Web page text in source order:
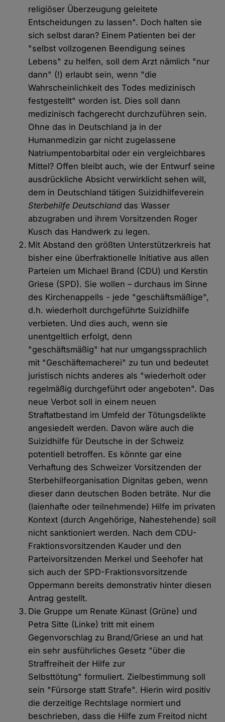
religiöser Überzeugung geleitete
Entscheidungen zu lassen". Doch halten sie
sich selbst daran? Einem Patienten bei der
"selbst vollzogenen Beendigung seines
Lebens" zu helfen, soll dem Arzt nämlich "nur
dann" (!) erlaubt sein, wenn "die
Wahrscheinlichkeit des Todes medizinisch
festgestellt" worden ist. Dies soll dann
medizinisch fachgerecht durchzuführen sein.
Ohne das in Deutschland ja in der
Humanmedizin gar nicht zugelassene
Natriumpentobarbital oder ein vergleichbares
Mittel? Offen bleibt auch, wie der Entwurf seine
ausdrückliche Absicht verwirklicht sehen will,
dem in Deutschland tätigen Suizidhilfeverein
Sterbehilfe Deutschland das Wasser
abzugraben und ihrem Vorsitzenden Roger
Kusch das Handwerk zu legen.
Mit Abstand den größten Unterstützerkreis hat
bisher eine überfraktionelle Initiative aus allen
Parteien um Michael Brand (CDU) und Kerstin
Griese (SPD). Sie wollen – durchaus im Sinne
des Kirchenappells - jede "geschäftsmäßige",
d.h. wiederholt durchgeführte Suizidhilfe
verbieten. Und dies auch, wenn sie
unentgeltlich erfolgt, denn
"geschäftsmäßig" hat nur umgangssprachlich
mit "Geschäftemacherei" zu tun und bedeutet
juristisch nichts anderes als "wiederholt oder
regelmäßig durchgeführt oder angeboten". Das
neue Verbot soll in einem neuen
Straftatbestand im Umfeld der Tötungsdelikte
angesiedelt werden. Davon wäre auch die
Suizidhilfe für Deutsche in der Schweiz
potentiell betroffen. Es könnte gar eine
Verhaftung des Schweizer Vorsitzenden der
Sterbehilfeorganisation Dignitas geben, wenn
dieser dann deutschen Boden beträte. Nur die
(laienhafte oder teilnehmende) Hilfe im privaten
Kontext (durch Angehörige, Nahestehende) soll
nicht sanktioniert werden. Nach dem CDU-
Fraktionsvorsitzenden Kauder und den
Parteivorsitzenden Merkel und Seehofer hat
sich auch der SPD-Fraktionsvorsitzende
Oppermann bereits demonstrativ hinter diesen
Antrag gestellt.
Die Gruppe um Renate Künast (Grüne) und
Petra Sitte (Linke) tritt mit einem
Gegenvorschlag zu Brand/Griese an und hat
ein sehr ausführliches Gesetz "über die
Straffreiheit der Hilfe zur
Selbsttötung" formuliert. Zielbestimmung soll
sein "Fürsorge statt Strafe". Hierin wird positiv
die derzeitige Rechtslage normiert und
beschrieben, dass die Hilfe zum Freitod nicht